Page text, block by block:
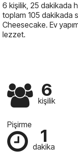
6 kişilik, 25 dakikada
toplam 105 dakikada
Cheesecake. Ev
lezzet.
6
kişilik
Pişirme
1
dakika